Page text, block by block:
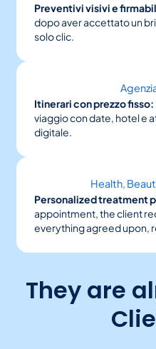
Preventivi visivi e
dopo aver accettato un
solo clic.
Itinerari con prezzo fisso:
viaggio con date, hotel e
digitale.
Health,
Personalized treatment
appointment, the client
everything agreed upon,
They are